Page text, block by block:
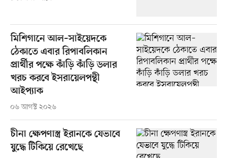
মিশিগানে আল–সাইয়েদকে
ঠেকাতে এবার রিপাবলিকান
প্রার্থীর পক্ষে কাঁড়ি কাঁড়ি ডলার
খরচ করবে ইসরায়েলপন্থী
আইপ্যাক
০৬ আগস্ট ২০২৬
চীনা ক্ষেপণাস্ত্র ইরানকে যেভাবে
যুদ্ধে টিকিয়ে রেখেছে